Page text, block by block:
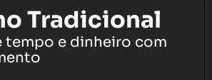
Tradicional
tempo e dinheiro com